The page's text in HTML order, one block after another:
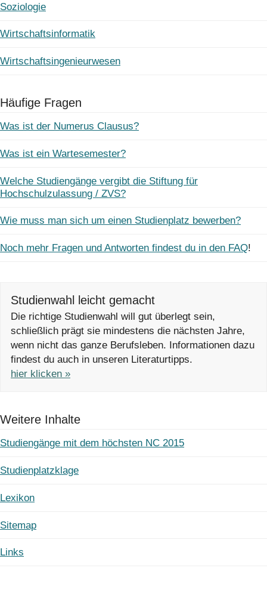
Soziologie
Wirtschaftsinformatik
Wirtschaftsingenieurwesen
Häufige Fragen
Was ist der Numerus Clausus?
Was ist ein Wartesemester?
Welche Studiengänge vergibt die Stiftung für
Hochschulzulassung / ZVS?
Wie muss man sich um einen Studienplatz bewerben?
Noch mehr Fragen und Antworten findest du in den FAQ!
Studienwahl leicht gemacht
Die richtige Studienwahl will gut überlegt sein,
schließlich prägt sie mindestens die nächsten Jahre,
wenn nicht das ganze Berufsleben. Informationen dazu
findest du auch in unseren Literaturtipps.
hier klicken »
Weitere Inhalte
Studiengänge mit dem höchsten NC 2015
Studienplatzklage
Lexikon
Sitemap
Links